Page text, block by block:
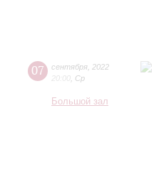
07 сентября 2022
20:00 Ср
Большой зал